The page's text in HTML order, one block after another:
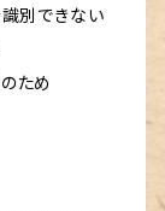
識別できない
ため